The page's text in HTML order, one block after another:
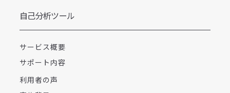
ねる中で、当社で将来活躍する可能性の高い人材の見極め
と、個性と環境（配属先）とのマッチングを図ってまいりま
した。その結果、若手人材の早期戦力化を実現いたしまし
自己分析ツール
サービス概要
サポート内容
利用者の声